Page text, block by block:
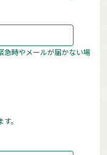
時やメールが届かない場
。